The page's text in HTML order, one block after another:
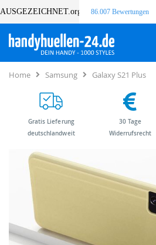
AUSGEZEICHNET.org 86.007 Bewertungen
Home Samsung Galaxy S21 Plus
Bildergalerie
springen
Anfang
Bildergalerie
springen
Gratis Lieferung
deutschlandweit
30 Tage
Widerrufsrecht